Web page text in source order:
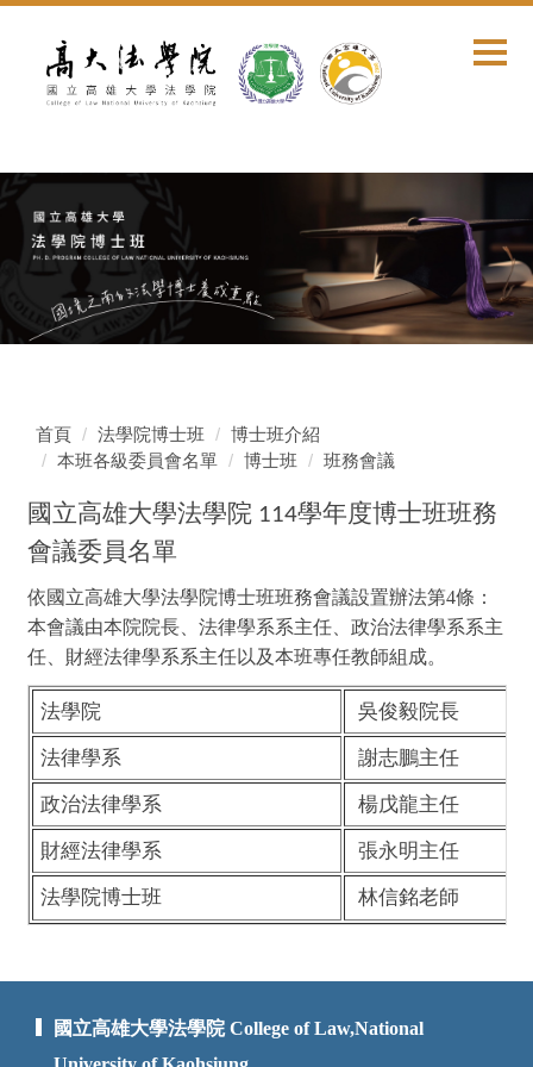
區
首頁 法學院博士班
博士班介紹
本班各級委員會名單
博士班 班務會議
國立高雄大學法學院 114學年度博士班班務
會議委員名單
依國立高雄大學法學院博士班班務會議設置辦法第4條：
本會議由本院院長、法律學系系主任、政治法律學系系主
任、財經法律學系系主任以及本班專任教師組成。
法學院 吳俊毅院長
法律學系 謝志鵬主任
政治法律學系 楊戊龍主任
財經法律學系 張永明主任
法學院博士班 林信銘老師
國立高雄大學法學院 College of Law,National